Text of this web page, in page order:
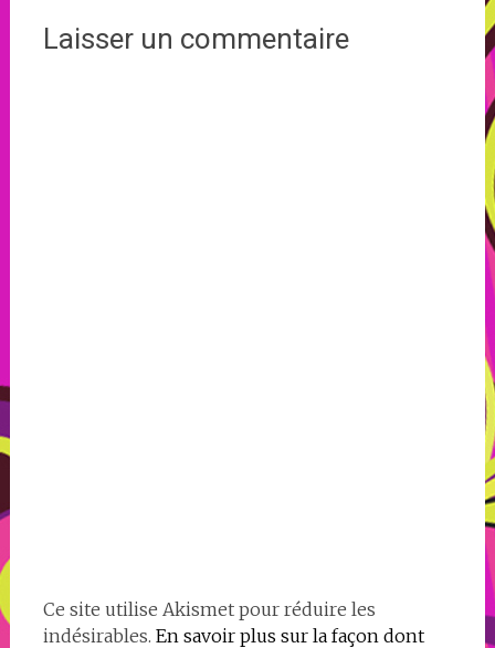
Laisser un commentaire
Ce site utilise Akismet pour réduire les
indésirables. En savoir plus sur la façon dont